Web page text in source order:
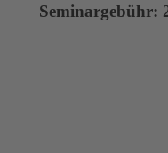
Seminargebühr: